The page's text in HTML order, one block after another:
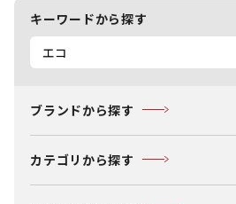
キーワードから探す
ブランドから探す
カテゴリから探す